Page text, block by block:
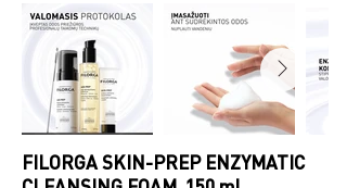
FILORGA SKIN-PREP ENZYMATIC